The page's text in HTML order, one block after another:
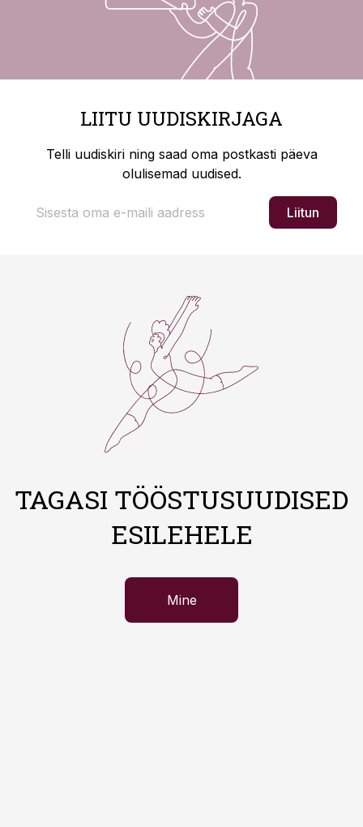
LIITU UUDISKIRJAGA
Telli uudiskiri ning saad oma postkasti päeva
olulisemad uudised.
Liitun
TAGASI TÖÖSTUSUUDISED
ESILEHELE
Mine